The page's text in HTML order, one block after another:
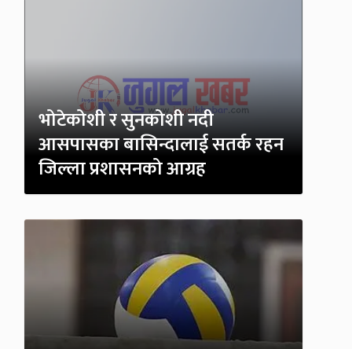
भोटेकोशी र सुनकोशी नदी
आसपासका बासिन्दालाई सतर्क रहन
जिल्ला प्रशासनको आग्रह